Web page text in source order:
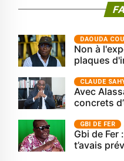
‎DAOUDA
Non à
plaques
CLAUDE
Avec
concrets
GBI DE FER
Gbi de Fer
t’avais